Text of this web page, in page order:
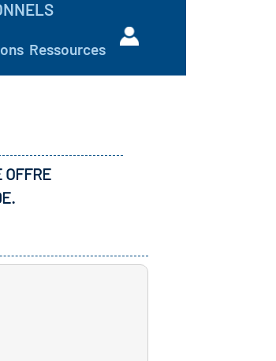
Ressources
OFFRE